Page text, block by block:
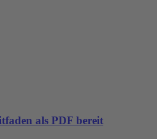
als PDF bereit